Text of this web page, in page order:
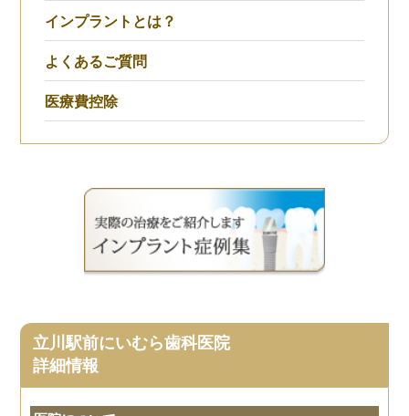
インプラントとは？
よくあるご質問
医療費控除
立川駅前にいむら歯科医院
詳細情報